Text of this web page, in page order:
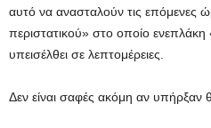
αυτό να ανασταλούν τις επόμενες
περιστατικού» στο οποίο
υπεισέλθει σε λεπτομέρειες.
Δεν είναι σαφές ακόμη αν υπήρξαν